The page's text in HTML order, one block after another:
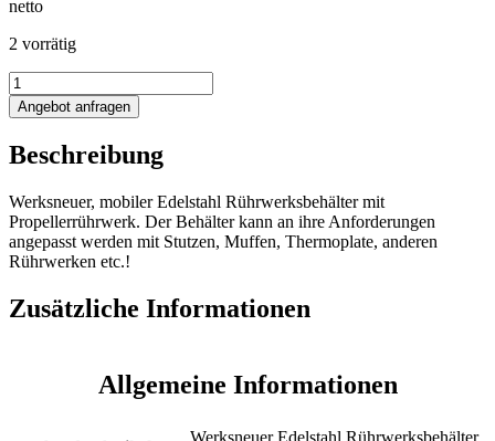
netto
2 vorrätig
653L
Edelstahlbehälter
mit
Menge
Angebot anfragen
Beschreibung
Werksneuer, mobiler Edelstahl Rührwerksbehälter mit
Propellerrührwerk. Der Behälter kann an ihre Anforderungen
angepasst werden mit Stutzen, Muffen, Thermoplate, anderen
Rührwerken etc.!
Zusätzliche Informationen
Allgemeine Informationen
Werksneuer Edelstahl Rührwerksbehälter